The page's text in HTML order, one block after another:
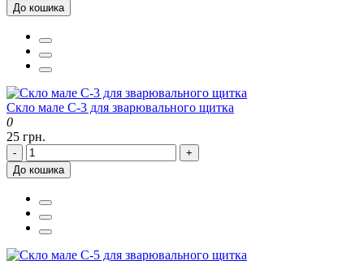
До кошика
Скло мале С-3 для зварювального щитка
0
25 грн.
-
+
До кошика